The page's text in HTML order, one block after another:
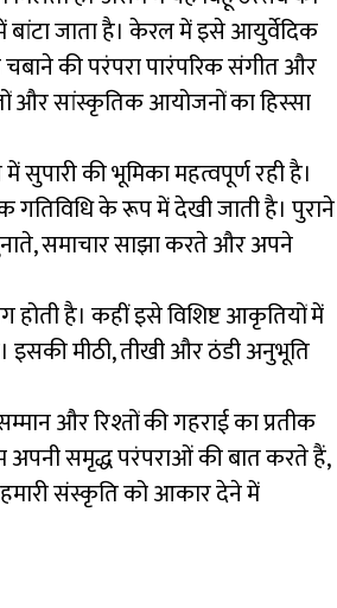
जाता है। केरल में इसे आयुर्वेदिक
की परंपरा पारंपरिक संगीत और
और सांस्कृतिक आयोजनों का हिस्सा
की भूमिका महत्वपूर्ण रही है।
गतिविधि के रूप में देखी जाती है। पुराने
समाचार साझा करते और अपने
है। कहीं इसे विशिष्ट आकृतियों में
इसकी मीठी, तीखी और ठंडी अनुभूति
और रिश्तों की गहराई का प्रतीक
अपनी समृद्ध परंपराओं की बात करते हैं,
संस्कृति को आकार देने में